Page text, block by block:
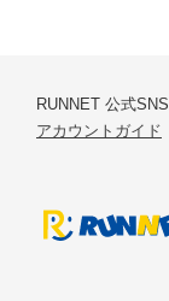
RUNNET 公式SNS
アカウントガイド